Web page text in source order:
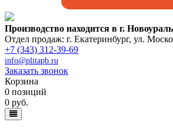
Производство находится в г.
Отдел продаж: г. Екатеринбург, ул.
+7 (343) 312-39-69
info@plitapb.ru
Заказать звонок
Корзина
0 позиций
0 руб.